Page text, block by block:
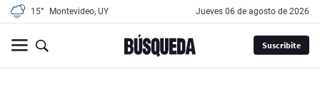
15° Montevideo, UY jueves 06 de agosto de 2026
Suscribite